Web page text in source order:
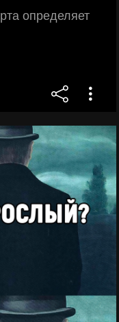
определяет